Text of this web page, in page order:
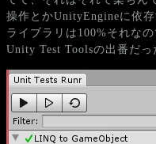
操作とかUnityEngineに依
ライブラリは100%それな
Unity Test Toolsの出番だっ